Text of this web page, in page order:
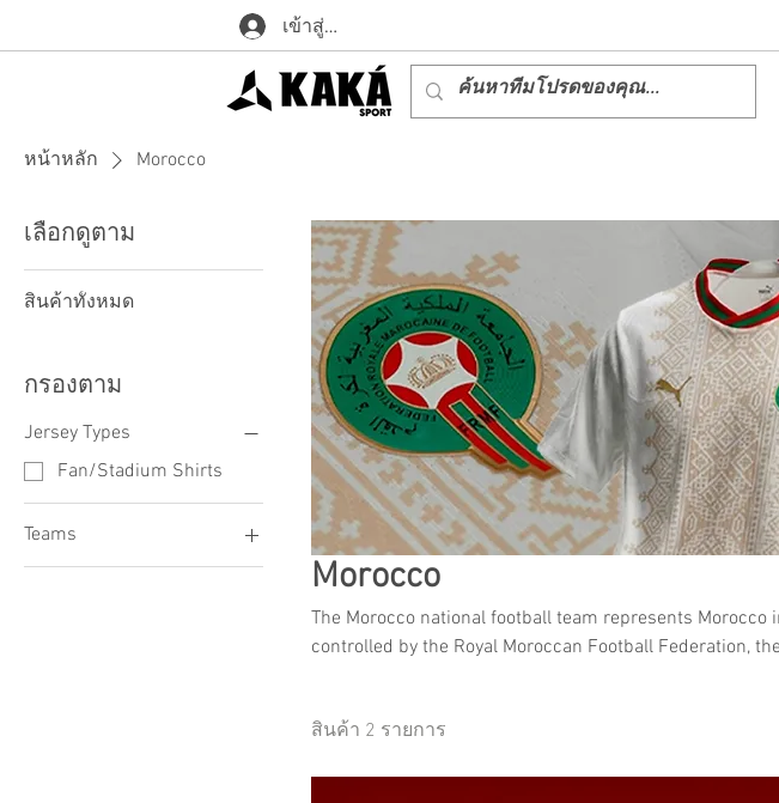
เข้าสู่ระบบ
หน้าหลัก Morocco
เลือกดูตาม
สินค้าทั้งหมด
กรองตาม
Jersey Types
Fan/Stadium Shirts
Teams
Morocco
Morocco
The Morocco national football team represents
controlled by the Royal Moroccan Football Federation,
สินค้า 2 รายการ